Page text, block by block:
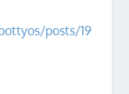
posts/19